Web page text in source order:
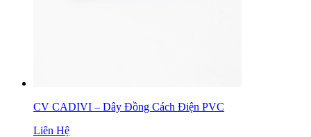
CV CADIVI – Dây Đồng Cách Điện PVC
Liên Hệ